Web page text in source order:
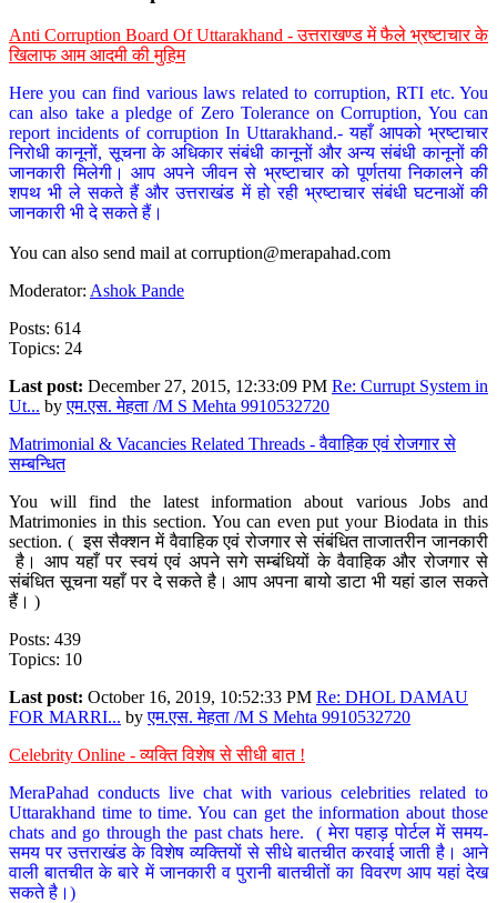
Anti Corruption Board Of Uttarakhand - उत्तराखण्ड में फैले भ्रष्टाचार के
खिलाफ आम आदमी की मुहिम
Here you can find various laws related to corruption, RTI etc. You
can also take a pledge of Zero Tolerance on Corruption, You can
report incidents of corruption In Uttarakhand.- यहाँ आपको भ्रष्टाचार
निरोधी कानूनों, सूचना के अधिकार संबंधी कानूनों और अन्य संबंधी कानूनों की
जानकारी मिलेगी। आप अपने जीवन से भ्रष्टाचार को पूर्णतया निकालने की
शपथ भी ले सकते हैं और उत्तराखंड में हो रही भ्रष्टाचार संबंधी घटनाओं की
जानकारी भी दे सकते हैं।
You can also send mail at corruption@merapahad.com
Moderator: Ashok Pande
Posts: 614
Topics: 24
Last post: December 27, 2015, 12:33:09 PM Re: Currupt System in
Ut... byएम.एस. मेहता /M S Mehta 9910532720
Matrimonial & Vacancies Related Threads - वैवाहिक एवं रोजगार से
सम्बन्धित
You will find the latest information about various Jobs and
Matrimonies in this section. You can even put your Biodata in this
section. ( इस सैक्शन में वैवाहिक एवं रोजगार से संबंधित ताजातरीन जानकारी
है। आप यहाँ पर स्वयं एवं अपने सगे सम्बंधियों के वैवाहिक और रोजगार से
संबंधित सूचना यहाँ पर दे सकते है। आप अपना बायो डाटा भी यहां डाल सकते
हैं। )
Posts: 439
Topics: 10
Last post: October 16, 2019, 10:52:33 PM Re: DHOL DAMAU
FOR MARRI... byएम.एस. मेहता /M S Mehta 9910532720
Celebrity Online - व्यक्ति विशेष से सीधी बात !
MeraPahad conducts live chat with various celebrities related to
Uttarakhand time to time. You can get the information about those
chats and go through the past chats here. ( मेरा पहाड़ पोर्टल में समय-
समय पर उत्तराखंड के विशेष व्यक्तियों से सीधे बातचीत करवाई जाती है। आने
वाली बातचीत के बारे में जानकारी व पुरानी बातचीतों का विवरण आप यहां देख
सकते है।)